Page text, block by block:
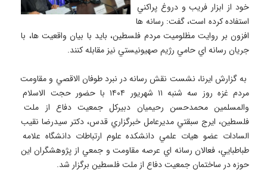
خود از ابزار فريب و دروغ پراكني
استفاده كرده است، گفت: رسانه ها
افزون بر روايت مظلوميت مردم فلسطين، بايد با بيان واقعيت ها، با
به گزارش ايرنا، نشست نقش رسانه در نبرد طوفان الاقصي و مقاومت
مردم غزه روز سه شنبه ۱۱ شهريور ۱۴۰۴ با حضور حجت الاسلام
والمسلمين محمدحسن رحيميان دبيركل جمعيت دفاع از ملت
فلسطين، ايرج سبقتي مديرعامل خبرگزاري قدس، دكتر سيدرضا نقيب
السادات عضو هيات علمي دانشكده علوم ارتباطات دانشگاه علامه
طباطبايي، فعالان رسانه اي عرصه مقاومت و جمعي از پژوهشگران اين